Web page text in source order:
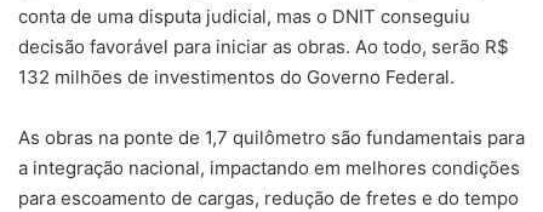
conta de uma disputa judicial, mas o DNIT conseguiu
decisão favorável para iniciar as obras. Ao todo, serão R$
132 milhões de investimentos do Governo Federal.
As obras na ponte de 1,7 quilômetro são fundamentais para
a integração nacional, impactando em melhores condições
para escoamento de cargas, redução de fretes e do tempo